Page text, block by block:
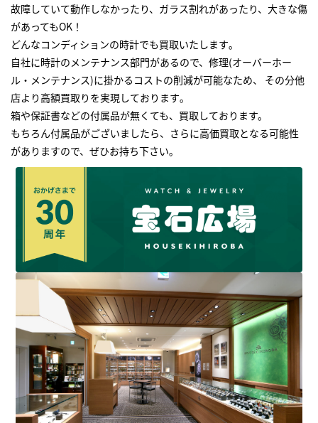
故障していて動作しなかったり、ガラス割れがあったり、大きな傷
があってもOK！
どんなコンディションの時計でも買取いたします｡
自社に時計のメンテナンス部門があるので、修理(オーバーホー
ル・メンテナンス)に掛かるコストの削減が可能なため、 その分他
店より高額買取りを実現しております｡
箱や保証書などの付属品が無くても、買取しております。
もちろん付属品がございましたら、さらに高価買取となる可能性
がありますので、ぜひお持ち下さい｡